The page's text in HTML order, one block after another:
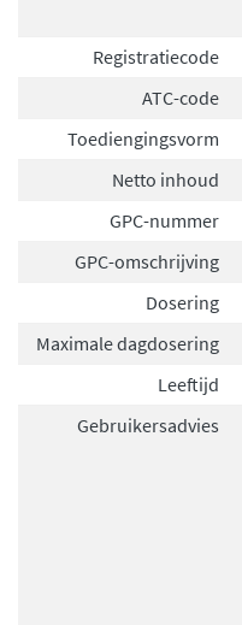
Registratiecode
ATC-code
Toediengingsvorm
Netto inhoud
GPC-nummer
GPC-omschrijving
Dosering
Maximale dagdosering
Leeftijd
Gebruikersadvies